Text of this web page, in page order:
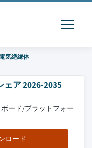
電気絶縁体
ア 2026-2035
ード/プラットフォー
ロード